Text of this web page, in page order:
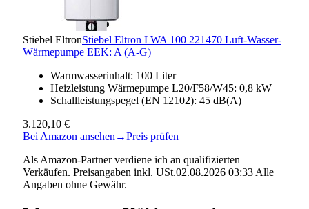
Stiebel EltronStiebel Eltron LWA 100 221470 Luft-Wasser-
Wärmepumpe EEK: A (A-G)
Warmwasserinhalt: 100 Liter
Heizleistung Wärmepumpe L20/F58/W45: 0,8 kW
Schallleistungspegel (EN 12102): 45 dB(A)
3.120,10 €
Bei Amazon ansehen →Preis prüfen
Als Amazon-Partner verdiene ich an qualifizierten
Verkäufen. Preisangaben inkl. USt.02.08.2026 03:33 Alle
Angaben ohne Gewähr.